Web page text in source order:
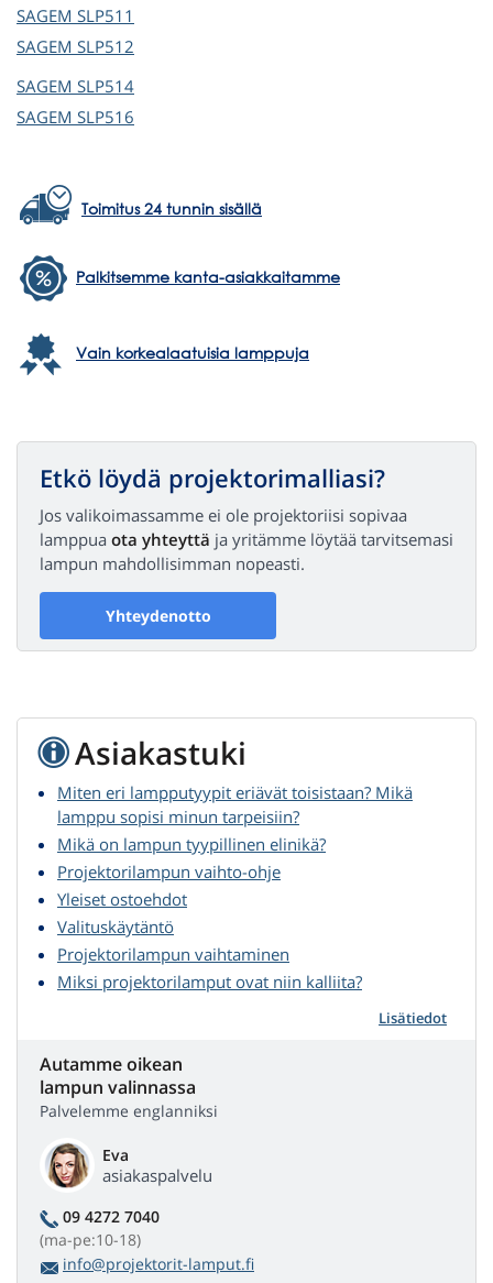
SAGEM SLP511
SAGEM SLP512
SAGEM SLP514
SAGEM SLP516
Toimitus 24 tunnin sisällä
Palkitsemme kanta-asiakkaitamme
Vain korkealaatuisia lamppuja
Etkö löydä projektorimalliasi?
Jos valikoimassamme ei ole projektoriisi sopivaa
lamppua ota yhteyttä ja yritämme löytää tarvitsemasi
lampun mahdollisimman nopeasti.
Yhteydenotto
Asiakastuki
Miten eri lampputyypit eriävät toisistaan? Mikä
lamppu sopisi minun tarpeisiin?
Mikä on lampun tyypillinen elinikä?
Projektorilampun vaihto-ohje
Yleiset ostoehdot
Valituskäytäntö
Projektorilampun vaihtaminen
Miksi projektorilamput ovat niin kalliita?
Lisätiedot
Autamme oikean
lampun valinnassa
Palvelemme englanniksi
Eva
asiakaspalvelu
09 4272 7040
(ma-pe:10-18)
info@projektorit-lamput.fi